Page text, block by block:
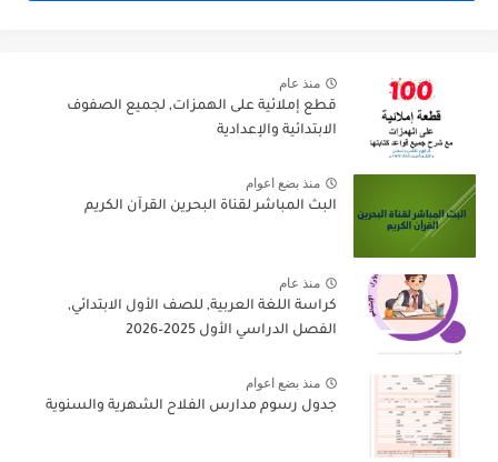
منذ عام
قطع إملائية على الهمزات, لجميع الصفوف
الابتدائية والإعدادية
منذ بضع اعوام
البث المباشر لقناة البحرين القرآن الكريم
منذ عام
كراسة اللغة العربية, للصف الأول الابتدائي,
الفصل الدراسي الأول 2025–2026
منذ بضع اعوام
جدول رسوم مدارس الفلاح الشهرية والسنوية